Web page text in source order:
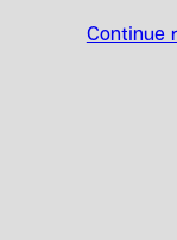
Continue